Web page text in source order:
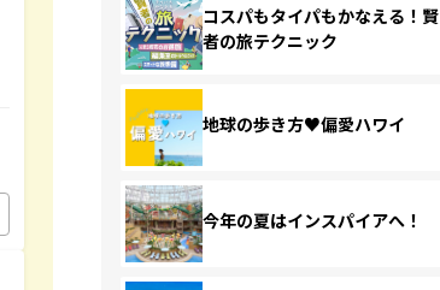
コスパもタイパもかなえる！賢
者の旅テクニック
地球の歩き方♥偏愛ハワイ
今年の夏はインスパイアへ！